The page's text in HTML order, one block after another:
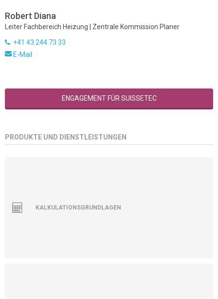
Robert Diana
Leiter Fachbereich Heizung | Zentrale Kommission Planer
+41 43 244 73 33
E-Mail
ENGAGEMENT FÜR SUISSETEC
PRODUKTE UND DIENSTLEISTUNGEN
KALKULATIONSGRUNDLAGEN